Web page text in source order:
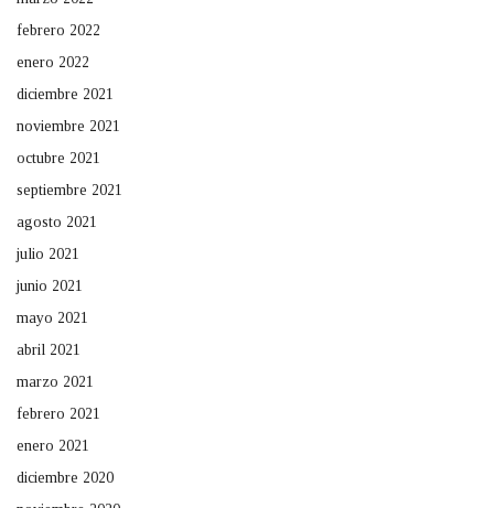
febrero 2022
enero 2022
diciembre 2021
noviembre 2021
octubre 2021
septiembre 2021
agosto 2021
julio 2021
junio 2021
mayo 2021
abril 2021
marzo 2021
febrero 2021
enero 2021
diciembre 2020